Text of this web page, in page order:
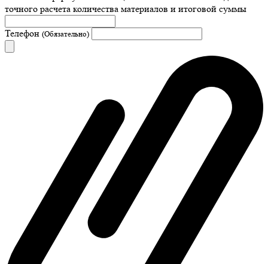
точного расчета количества материалов и итоговой суммы
Телефон (Обязательно)